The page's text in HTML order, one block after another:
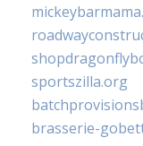
sportszilla.org
brasserie-